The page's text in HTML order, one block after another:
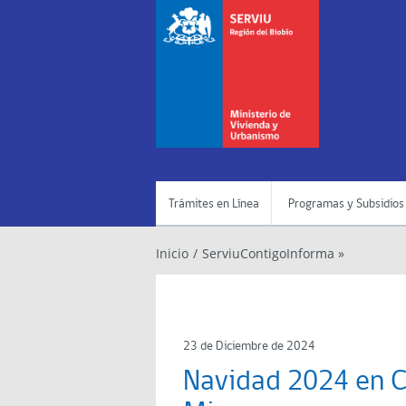
Trámites en Línea Programas y Subsidios
Inicio / ServiuContigoInforma »
23 de Diciembre de 2024
Navidad 2024 en